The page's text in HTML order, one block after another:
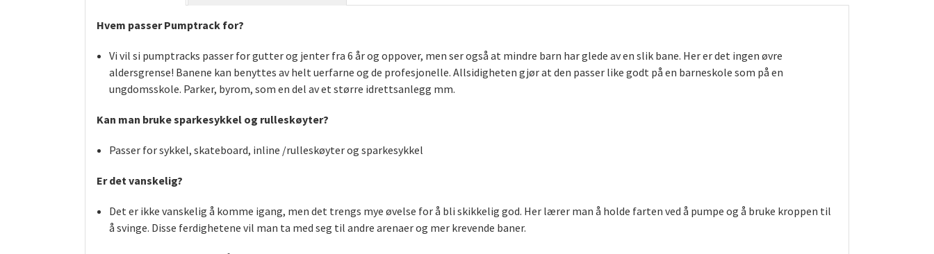
Hvem passer Pumptrack for?
Vi vil si pumptracks passer for gutter og jenter fra 6 år og oppover, men ser også at mindre barn har glede av en slik bane. Her er det ingen øvre
aldersgrense! Banene kan benyttes av helt uerfarne og de profesjonelle. Allsidigheten gjør at den passer like godt på en barneskole som på en
ungdomsskole. Parker, byrom, som en del av et større idrettsanlegg mm.
Kan man bruke sparkesykkel og rulleskøyter?
Passer for sykkel, skateboard, inline /rulleskøyter og sparkesykkel
Er det vanskelig?
Det er ikke vanskelig å komme igang, men det trengs mye øvelse for å bli skikkelig god. Her lærer man å holde farten ved å pumpe og å bruke kroppen til
å svinge. Disse ferdighetene vil man ta med seg til andre arenaer og mer krevende baner.